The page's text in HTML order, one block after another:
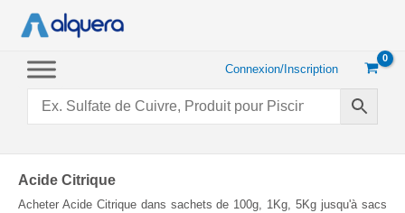
Connexion/Inscription
Acide Citrique
Acheter Acide Citrique dans sachets de 100g, 1Kg, 5Kg jusqu'à sacs